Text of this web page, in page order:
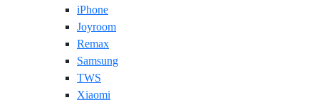
iPhone
Joyroom
Remax
Samsung
TWS
Xiaomi